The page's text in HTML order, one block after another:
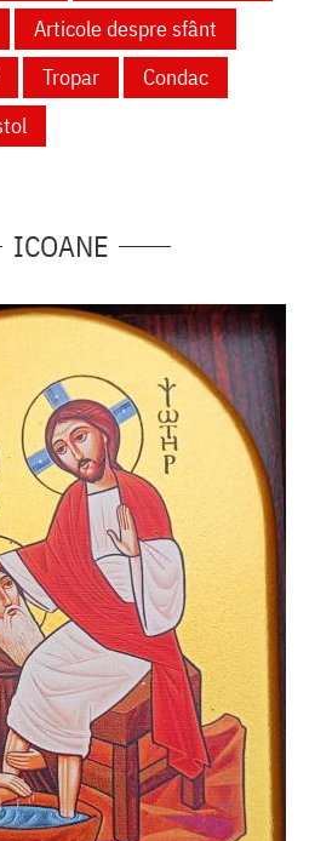
Articole despre sfânt
Tropar
Condac
ICOANE